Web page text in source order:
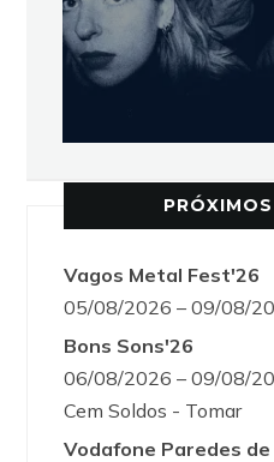
Vagos Metal Fest'26
05/08/2026 – 09/08/
Bons Sons'26
06/08/2026 – 09/08/
Cem Soldos - Tomar
Vodafone Paredes de